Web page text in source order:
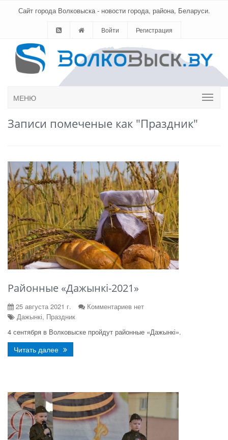
Сайт города Волковыска - новости города, района, Беларуси.
Войти Регистрация
МЕНЮ
Записи помеченые как "Праздник"
Районные «Дажынкі-2021»
25 августа 2021 г.
Комментариев нет
Дажынкі, Праздник
4 сентября в Волковыске пройдут районные «Дажынкі».
Читать далее